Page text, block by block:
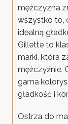
mężczyzna
wszystko to,
idealną
Gillette to
marki, która
mężczyźnie.
gama
gładkość i
Ostrza do